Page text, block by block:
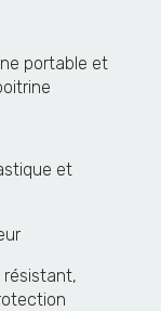
portable et
et
résistant,